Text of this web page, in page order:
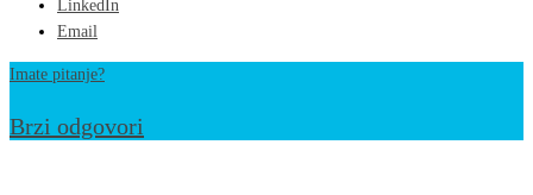
LinkedIn
Email
Imate pitanje?
Brzi odgovori